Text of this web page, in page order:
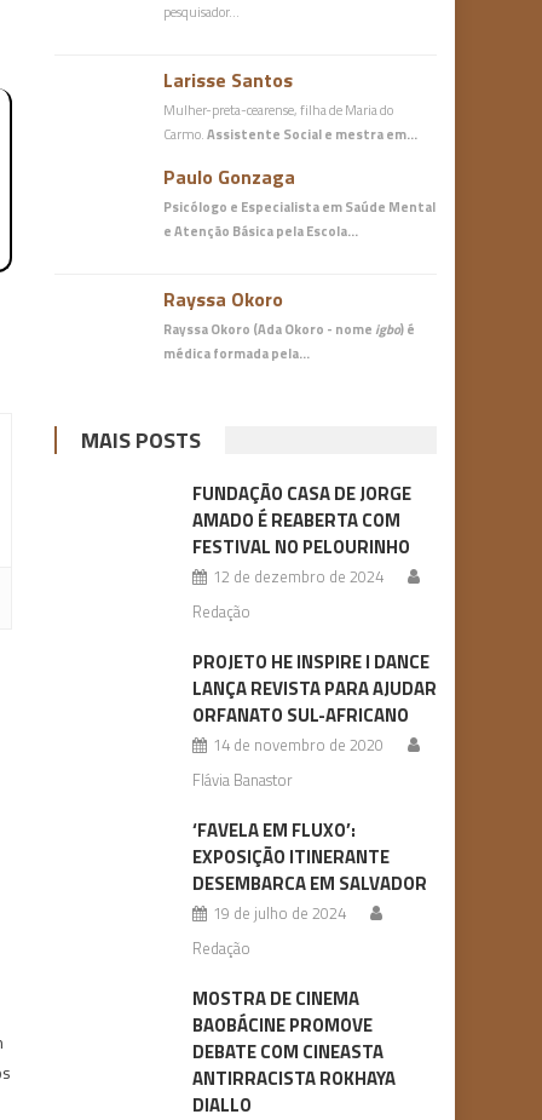
pesquisador…
Larisse Santos
Mulher-preta-cearense, filha de Maria do
Carmo.Assistente Social e mestra em…
Paulo Gonzaga
Psicólogo e Especialista em Saúde Mental
e Atenção Básicapela Escola…
Rayssa Okoro
Rayssa Okoro (Ada Okoro - nome igbo) é
médicaformada pela…
MAIS POSTS
FUNDAÇÃO CASA DE JORGE
AMADO É REABERTA COM
FESTIVAL NO PELOURINHO
12 de dezembro de 2024
Redação
PROJETO HE INSPIRE I DANCE
LANÇA REVISTA PARA AJUDAR
ORFANATO SUL-AFRICANO
14 de novembro de 2020
Flávia Banastor
‘FAVELA EM FLUXO’:
EXPOSIÇÃO ITINERANTE
DESEMBARCA EM SALVADOR
19 de julho de 2024
Redação
MOSTRA DE CINEMA
BAOBÁCINE PROMOVE
DEBATE COM CINEASTA
ANTIRRACISTA ROKHAYA
DIALLO